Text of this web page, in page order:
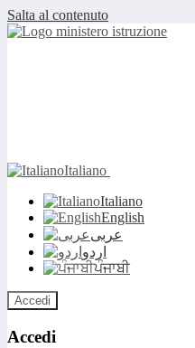
Salta al contenuto
Italiano
Italiano
English
عربى
اردو
ਪੰਜਾਬੀ
Accedi
Accedi